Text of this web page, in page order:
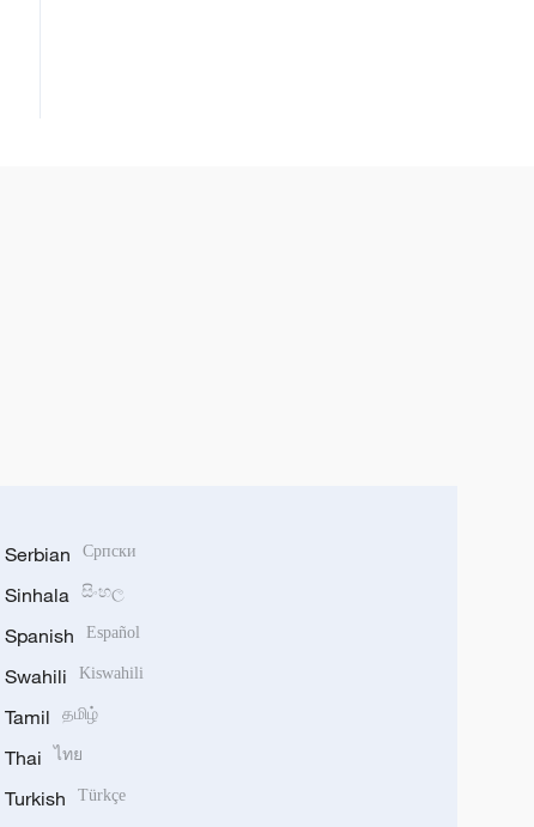
Serbian Српски
Sinhala සිංහල
Spanish Español
Swahili Kiswahili
Tamil தமிழ்
Thai ไทย
Turkish Türkçe